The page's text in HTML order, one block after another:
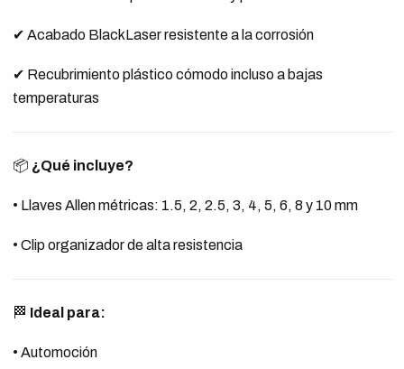
✔ Acabado BlackLaser resistente a la corrosión
✔ Recubrimiento plástico cómodo incluso a bajas
temperaturas
📦 ¿Qué incluye?
• Llaves Allen métricas: 1.5, 2, 2.5, 3, 4, 5, 6, 8 y 10 mm
• Clip organizador de alta resistencia
🏁 Ideal para:
• Automoción